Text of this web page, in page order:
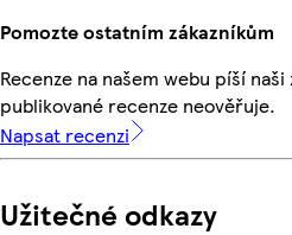
Pomozte ostatním zákazníkům
Recenze na našem webu píší naši
publikované recenze neověřuje.
Napsat recenzi
Užitečné odkazy